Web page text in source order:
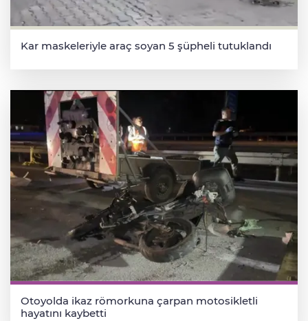
Kar maskeleriyle araç soyan 5 şüpheli tutuklandı
Otoyolda ikaz römorkuna çarpan motosikletli
hayatını kaybetti